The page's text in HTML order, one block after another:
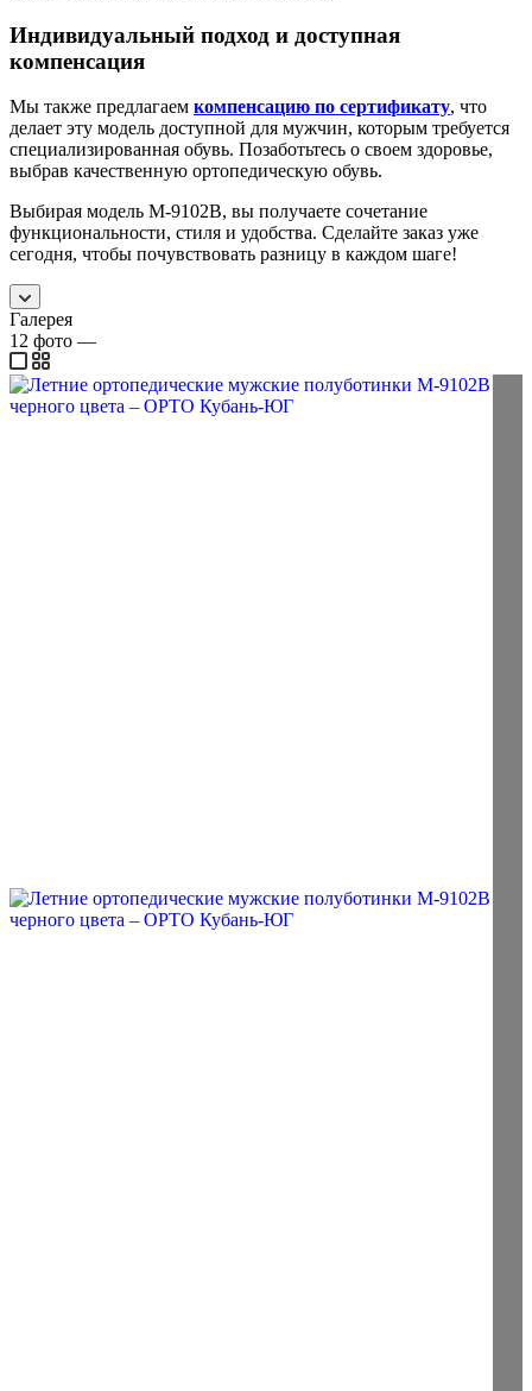
Индивидуальный подход и доступная
компенсация
Мы также предлагаем компенсацию по сертификату, что
делает эту модель доступной для мужчин, которым требуется
специализированная обувь. Позаботьтесь о своем здоровье,
выбрав качественную ортопедическую обувь.
Выбирая модель М-9102В, вы получаете сочетание
функциональности, стиля и удобства. Сделайте заказ уже
сегодня, чтобы почувствовать разницу в каждом шаге!
Галерея
12 фото —